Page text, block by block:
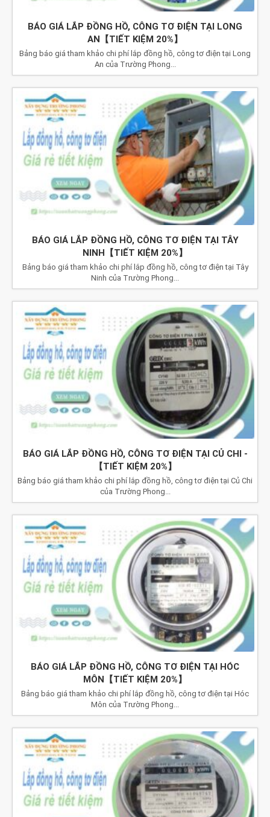
BÁO GIÁ LẮP ĐỒNG HỒ, CÔNG TƠ ĐIỆN TẠI LONG
AN【TIẾT KIỆM 20%】
Bảng báo giá tham khảo chi phí lắp đồng hồ, công tơ điện tại Long
An của Trường Phong...
BÁO GIÁ LẮP ĐỒNG HỒ, CÔNG TƠ ĐIỆN TẠI TÂY
NINH【TIẾT KIỆM 20%】
Bảng báo giá tham khảo chi phí lắp đồng hồ, công tơ điện tại Tây
Ninh của Trường Phong...
BÁO GIÁ LẮP ĐỒNG HỒ, CÔNG TƠ ĐIỆN TẠI CỦ CHI -
【TIẾT KIỆM 20%】
Bảng báo giá tham khảo chi phí lắp đồng hồ, công tơ điện tại Củ Chi
của Trường Phong...
BÁO GIÁ LẮP ĐỒNG HỒ, CÔNG TƠ ĐIỆN TẠI HÓC
MÔN【TIẾT KIỆM 20%】
Bảng báo giá tham khảo chi phí lắp đồng hồ, công tơ điện tại Hóc
Môn của Trường Phong...